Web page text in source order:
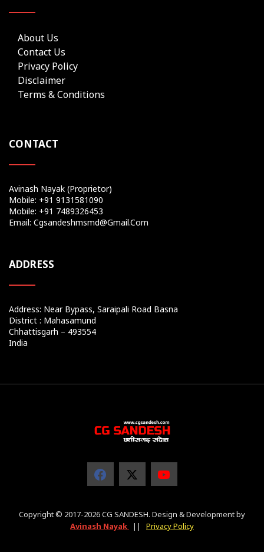
About Us
Contact Us
Privacy Policy
Disclaimer
Terms & Conditions
CONTACT
Avinash Nayak (Proprietor)
Mobile: +91 9131581090
Mobile: +91 7489326453
Email: Cgsandeshmsmd@gmail.com
ADDRESS
Address: Near Bypass, Saraipali Road Basna
District : Mahasamund
Chhattisgarh – 493554
India
Copyright © 2017-2026 CG SANDESH. Design & Development by
Avinash Nayak
|| Privacy Policy